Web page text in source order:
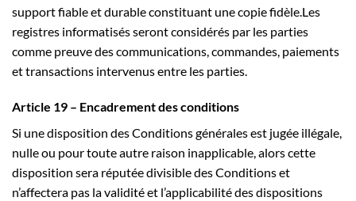
support fiable et durable constituant une copie fidèle.Les
registres informatisés seront considérés par les parties
comme preuve des communications, commandes, paiements
et transactions intervenus entre les parties.
Article 19 – Encadrement des conditions
Si une disposition des Conditions générales est jugée illégale,
nulle ou pour toute autre raison inapplicable, alors cette
disposition sera réputée divisible des Conditions et
n’affectera pas la validité et l’applicabilité des dispositions